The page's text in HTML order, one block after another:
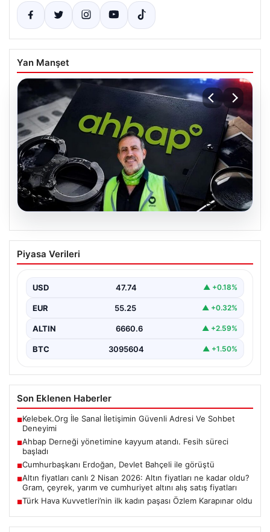
Yan Manşet
Ahbap Derneği yönetimine kayyum
atandı. Fesih süreci başladı
Piyasa Verileri
USD 47.74 ▲ +0.18%
EUR 55.25 ▲ +0.32%
ALTIN 6660.6 ▲ +2.59%
BTC 3095604 ▲ +1.50%
Son Eklenen Haberler
■Kelebek.Org İle Sanal İletişimin Güvenli Adresi Ve Sohbet
Deneyimi
■Ahbap Derneği yönetimine kayyum atandı. Fesih süreci
başladı
■Cumhurbaşkanı Erdoğan, Devlet Bahçeli ile görüştü
■Altın fiyatları canlı 2 Nisan 2026: Altın fiyatları ne kadar oldu?
Gram, çeyrek, yarım ve cumhuriyet altını alış satış fiyatları
■Türk Hava Kuvvetleri’nin ilk kadın paşası Özlem Karapınar oldu